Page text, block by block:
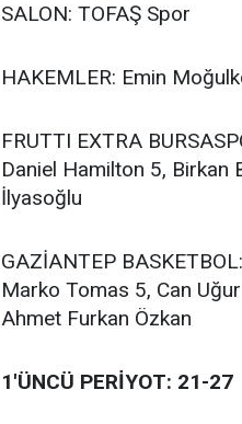
SALON: TOFAŞ Spor
HAKEMLER: Emin
FRUTTI EXTRA
Daniel Hamilton 5, Birkan
İlyasoğlu
GAZİANTEP
Marko Tomas 5, Can
Ahmet Furkan Özkan
1'ÜNCÜ PERİYOT: 21-27